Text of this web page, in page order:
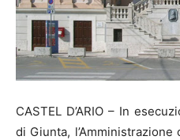
CASTEL D’ARIO – In
di Giunta, l’Amministrazione